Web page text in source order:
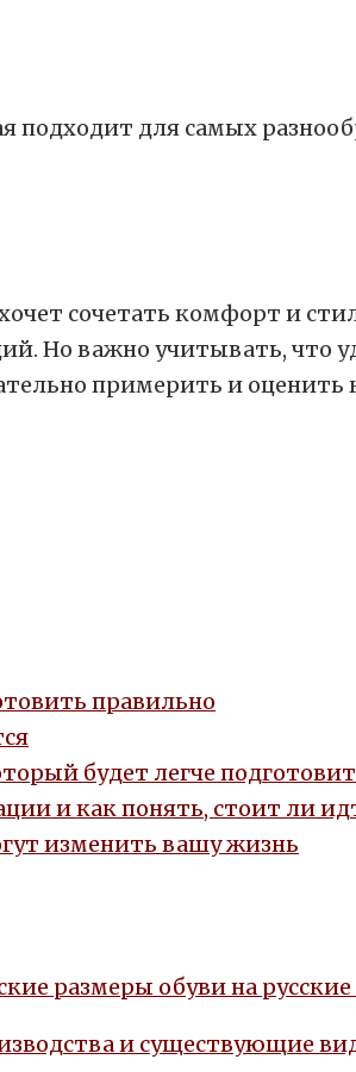
подходит для самых
сочетать комфорт и
Но важно учитывать, что
примерить и оценить
правильно
будет легче
и как понять, стоит ли
изменить вашу жизнь
размеры обуви на русские
и существующие